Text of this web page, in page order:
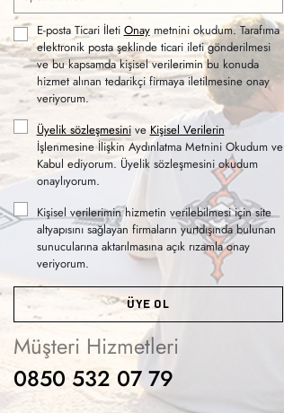
E-posta Ticari İleti Onaymetnini okudum. Tarafıma
elektronik posta şeklinde ticari ileti gönderilmesi
ve bu kapsamda kişisel verilerimin bu konuda
hizmet alınan tedarikçi firmaya iletilmesine onay
veriyorum.
Üyelik sözleşmesinive Kişisel Verilerin
İşlenmesine İlişkin Aydınlatma Metnini Okudum ve
Kabul ediyorum. Üyelik sözleşmesini okudum
onaylıyorum.
Kişisel verilerimin hizmetin verilebilmesi için site
altyapısını sağlayan firmaların yurtdışında bulunan
sunucularına aktarılmasına açık rızamla onay
veriyorum.
ÜYE OL
Müşteri Hizmetleri
0850 532 07 79